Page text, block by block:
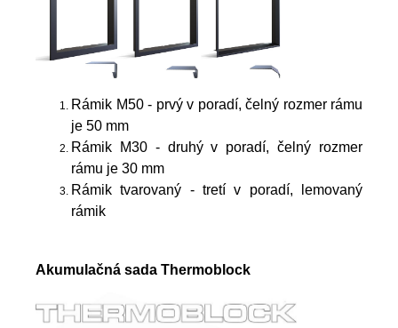
Rámik M50 - prvý v poradí, čelný rozmer rámu
je 50 mm
Rámik M30 - druhý v poradí, čelný rozmer
rámu je 30 mm
Rámik tvarovaný - tretí v poradí, lemovaný
rámik
Akumulačná sada Thermoblock